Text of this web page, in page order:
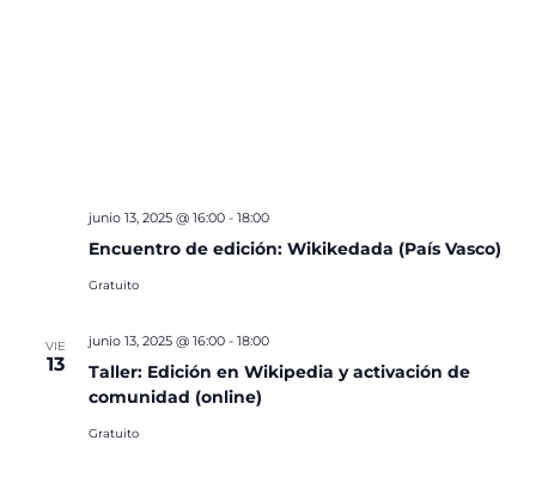
Encuentro de edición: Wikikedada (País Vasco)
junio 13, 2025 @ 16:00- 18:00
Gratuito
VIE
13
Taller: Edición en Wikipedia y activación de
comunidad (online)
junio 13, 2025 @ 16:00- 18:00
Gratuito